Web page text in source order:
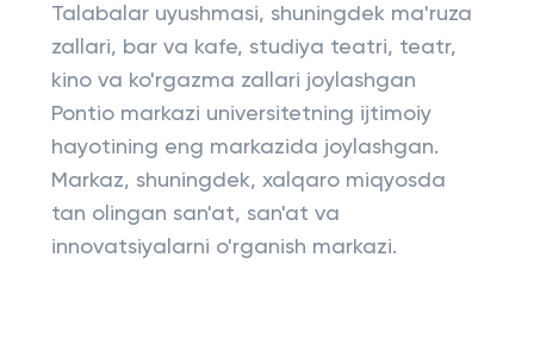
Talabalar uyushmasi, shuningdek ma'ruza
zallari, bar va kafe, studiya teatri, teatr,
kino va ko'rgazma zallari joylashgan
Pontio markazi universitetning ijtimoiy
hayotining eng markazida joylashgan.
Markaz, shuningdek, xalqaro miqyosda
tan olingan san'at, san'at va
innovatsiyalarni o'rganish markazi.